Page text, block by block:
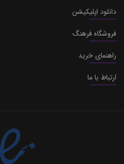
دانلود اپلیکیشن
فروشگاه فرهنگ
راهنمای خرید
ارتباط با ما